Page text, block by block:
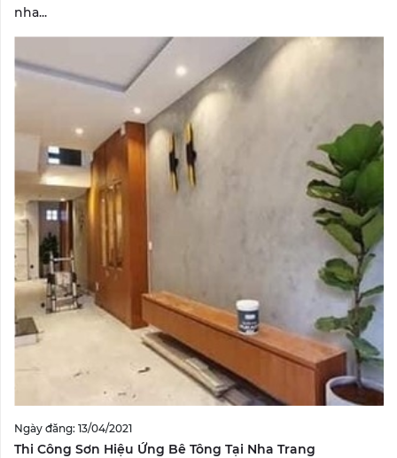
nha...
Ngày đăng: 13/04/2021
Thi Công Sơn Hiệu Ứng Bê Tông Tại Nha Trang